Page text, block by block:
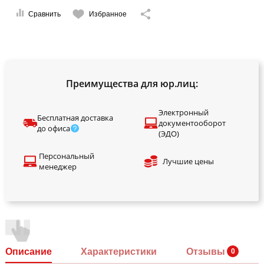
Сравнить Избранное
Преимущества для юр.лиц:
Бесплатная доставка
до офиса
Электронный
документооборот
(ЭДО)
Персональный
менеджер
Лучшие цены
Описание Характеристики Отзывы